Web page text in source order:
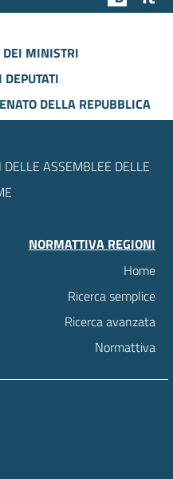
DEI MINISTRI
DELLA REPUBBLICA
ASSEMBLEE DELLE
NORMATTIVA REGIONI
Home
Ricerca semplice
Ricerca avanzata
Normattiva